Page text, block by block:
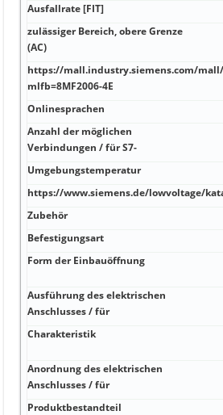
Ausfallrate [FIT]
zulässiger Bereich, obere Grenze
(AC)
https://mall.industry.siemens.com/
mlfb=8MF2006-4E
Onlinesprachen
Anzahl der möglichen
Verbindungen / für S7-
Umgebungstemperatur
https://www.siemens.de/lowvoltage/
Zubehör
Befestigungsart
Form der Einbauöffnung
Ausführung des elektrischen
Anschlusses / für
Charakteristik
Anordnung des elektrischen
Anschlusses / für
Produktbestandteil